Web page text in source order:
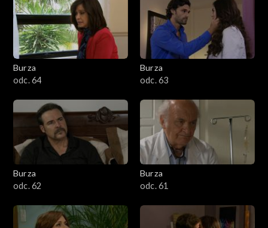
Burza
odc. 64
Burza
odc. 63
Burza
odc. 62
Burza
odc. 61